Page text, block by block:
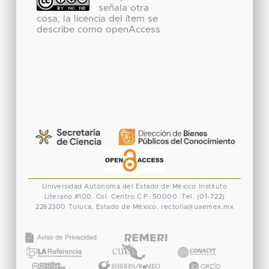
señala otra
cosa, la licencia del ítem se
describe como openAccess
Universidad Autónoma del Estado de México
Instituto
Literario #100. Col. Centro C.P. 50000. Tel. (01-722)
2262300 Toluca, Estado de México. rectoria@uaemex.mx